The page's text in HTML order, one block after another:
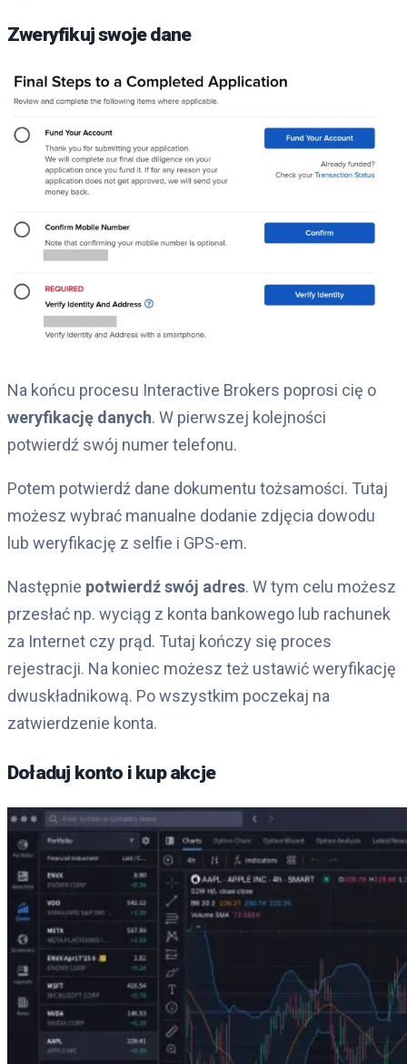
Zweryfikuj swoje dane
Na końcu procesu Interactive Brokers poprosi cię o
weryfikację danych. W pierwszej kolejności
potwierdź swój numer telefonu.
Potem potwierdź dane dokumentu tożsamości. Tutaj
możesz wybrać manualne dodanie zdjęcia dowodu
lub weryfikację z selfie i GPS-em.
Następnie potwierdź swój adres. W tym celu możesz
przesłać np. wyciąg z konta bankowego lub rachunek
za Internet czy prąd. Tutaj kończy się proces
rejestracji. Na koniec możesz też ustawić weryfikację
dwuskładnikową. Po wszystkim poczekaj na
zatwierdzenie konta.
Doładuj konto i kup akcje